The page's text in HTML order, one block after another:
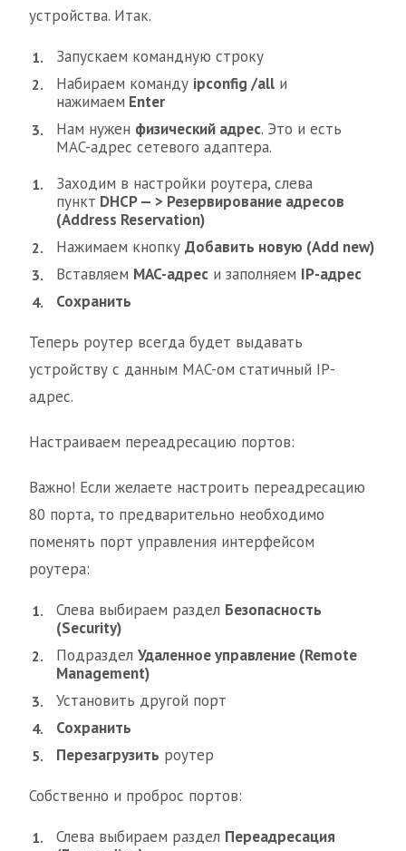
устройства. Итак.
Запускаем командную строку
Набираем команду ipconfig /all и
нажимаем Enter
Нам нужен физический адрес. Это и есть
MAC-адрес сетевого адаптера.
Заходим в настройки роутера, слева
пункт DHCP — > Резервирование адресов
(Address Reservation)
Нажимаем кнопку Добавить новую (Add new)
Вставляем MAC-адрес и заполняем IP-адрес
Сохранить
Теперь роутер всегда будет выдавать
устройству с данным MAC-ом статичный IP-
адрес.
Настраиваем переадресацию портов:
Важно! Если желаете настроить переадресацию
80 порта, то предварительно необходимо
поменять порт управления интерфейсом
роутера:
Слева выбираем раздел Безопасность
(Security)
Подраздел Удаленное управление (Remote
Management)
Установить другой порт
Сохранить
Перезагрузить роутер
Собственно и проброс портов:
Слева выбираем раздел Переадресация